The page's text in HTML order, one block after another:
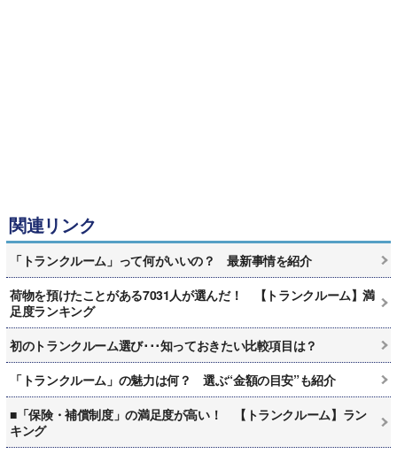
関連リンク
「トランクルーム」って何がいいの？ 最新事情を紹介
荷物を預けたことがある7031人が選んだ！ 【トランクルーム】満
足度ランキング
初のトランクルーム選び･･･知っておきたい比較項目は？
「トランクルーム」の魅力は何？ 選ぶ“金額の目安”も紹介
■「保険・補償制度」の満足度が高い！ 【トランクルーム】ラン
キング